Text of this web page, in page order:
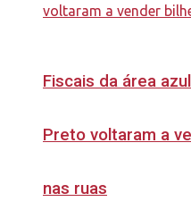
Fiscais da área
Preto voltaram a
nas ruas